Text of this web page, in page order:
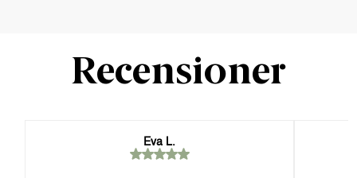
Recensioner
Eva L.